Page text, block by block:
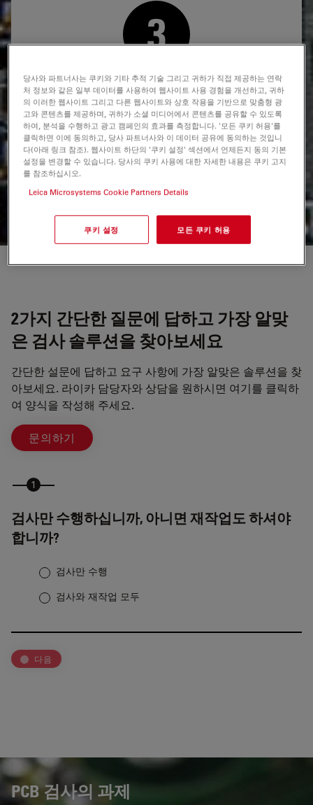
PCB 검사에 가장 적합한 배율은 무엇입니
까?
실체 또는 디지털 현미경을 사용한 PCB(인쇄 회로 기판) 검사
에 실용적인 배율 범위는 5배에서 30배입니다(대물렌즈, 줌
및 접안렌즈 포함). 이 범위에서는 낮은 배율(약 5배)에서 PCB
영역의 넓은 영역 관찰과 높은 배율(약 25~30배)에서 미세한
디테일의 시각화가 모두 가능합니다.
2가지 간단한 질문에 답하고 가장 알맞
은 검사 솔루션을 찾아보세요
간단한 설문에 답하고 요구 사항에 가장 알맞은 솔루션을 찾
아보세요. 라이카 담당자와 상담을 원하시면 여기를 클릭하
여 양식을 작성해 주세요.
문의하기
검사만 수행하십니까, 아니면 재작업도 하셔야
합니까?
검사만 수행
검사와 재작업 모두
다음
PCB 검사의 과제
당사와 파트너사는 쿠키와 기타 추적 기술 그리고 귀하가 직접 제공하는 연락
처 정보와 같은 일부 데이터를 사용하여 웹사이트 사용 경험을 개선하고, 귀하
의 이러한 웹사이트 그리고 다른 웹사이트와 상호 작용을 기반으로 맞춤형 광
고와 콘텐츠를 제공하며, 귀하가 소셜 미디어에서 콘텐츠를 공유할 수 있도록
하여, 분석을 수행하고 광고 캠페인의 효과를 측정합니다. '모든 쿠키 허용'를
클릭하면 이에 동의하고, 당사 파트너사와 이 데이터 공유에 동의하는 것입니
다(아래 링크 참조). 웹사이트 하단의 '쿠키 설정' 섹션에서 언제든지 동의 기본
설정을 변경할 수 있습니다. 당사의 쿠키 사용에 대한 자세한 내용은 쿠키 고지
를 참조하십시오.
Leica Microsystems Cookie Partners Details
쿠키 설정 모든 쿠키 허용